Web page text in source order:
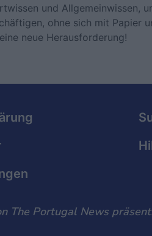
und Allgemeinwissen,
ohne sich mit Papier
neue Herausforderung!
The Portugal News